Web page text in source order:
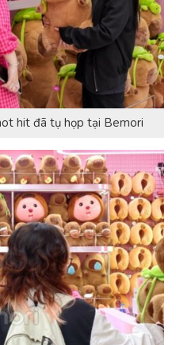
hit đã tụ họp tại Bemori